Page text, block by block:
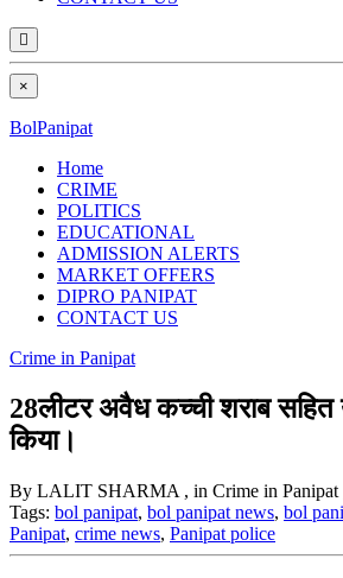
×
BolPanipat
Home
CRIME
POLITICS
EDUCATIONAL
ADMISSION ALERTS
MARKET OFFERS
DIPRO PANIPAT
CONTACT US
Crime in Panipat
28लीटर अवैध कच्ची शराब
किया।
By LALIT SHARMA , in Crime in Panipat
Tags: bol panipat, bol panipat news, bol
Panipat, crime news, Panipat police